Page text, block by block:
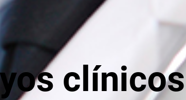
clínicos